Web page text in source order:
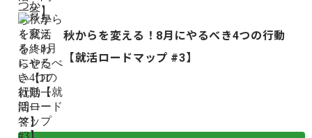
秋からを変える！8月にやるべき4つの行動
【就活ロードマップ #3】